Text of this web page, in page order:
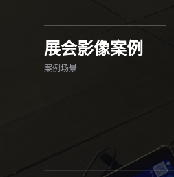
展会影像案例
案例场景